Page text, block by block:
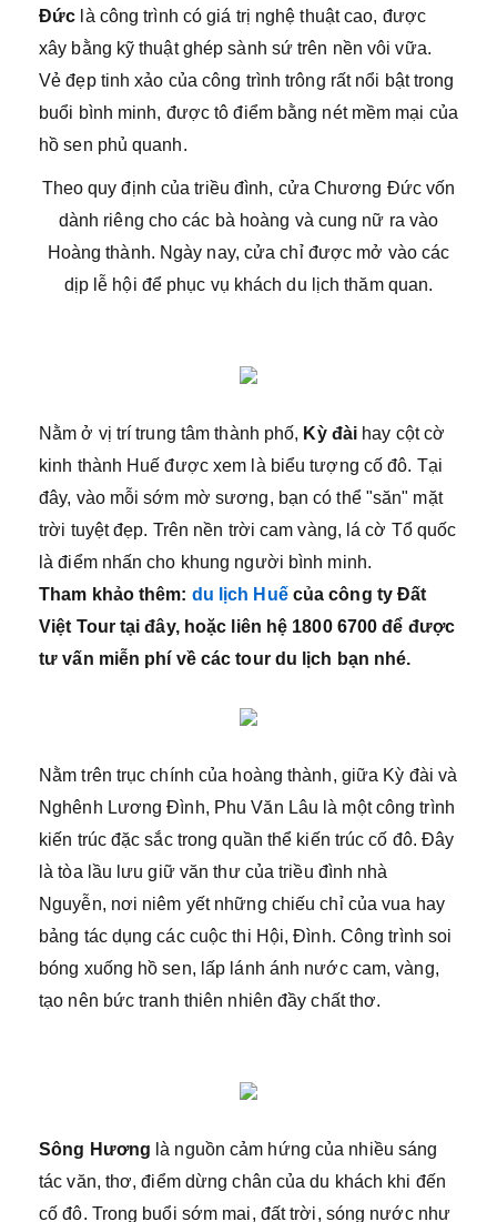
Đức là công trình có giá trị nghệ thuật cao, được
xây bằng kỹ thuật ghép sành sứ trên nền vôi vữa.
Vẻ đẹp tinh xảo của công trình trông rất nổi bật trong
buổi bình minh, được tô điểm bằng nét mềm mại của
hồ sen phủ quanh.
Theo quy định của triều đình, cửa Chương Đức vốn
dành riêng cho các bà hoàng và cung nữ ra vào
Hoàng thành. Ngày nay, cửa chỉ được mở vào các
dịp lễ hội để phục vụ khách du lịch thăm quan.
Nằm ở vị trí trung tâm thành phố, Kỳ đài hay cột cờ
kinh thành Huế được xem là biểu tượng cố đô. Tại
đây, vào mỗi sớm mờ sương, bạn có thể "săn" mặt
trời tuyệt đẹp. Trên nền trời cam vàng, lá cờ Tổ quốc
là điểm nhấn cho khung người bình minh.
Tham khảo thêm: du lịch Huếcủa công ty Đất
Việt Tour tại đây, hoặc liên hệ 1800 6700 để được
tư vấn miễn phí về các tour du lịch bạn nhé.
Nằm trên trục chính của hoàng thành, giữa Kỳ đài và
Nghênh Lương Đình, Phu Văn Lâu là một công trình
kiến trúc đặc sắc trong quần thể kiến trúc cố đô. Đây
là tòa lầu lưu giữ văn thư của triều đình nhà
Nguyễn, nơi niêm yết những chiếu chỉ của vua hay
bảng tác dụng các cuộc thi Hội, Ðình. Công trình soi
bóng xuống hồ sen, lấp lánh ánh nước cam, vàng,
tạo nên bức tranh thiên nhiên đầy chất thơ.
Sông Hương là nguồn cảm hứng của nhiều sáng
tác văn, thơ, điểm dừng chân của du khách khi đến
cố đô. Trong buổi sớm mai, đất trời, sóng nước như